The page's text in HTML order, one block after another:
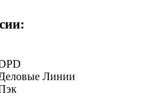
Линии